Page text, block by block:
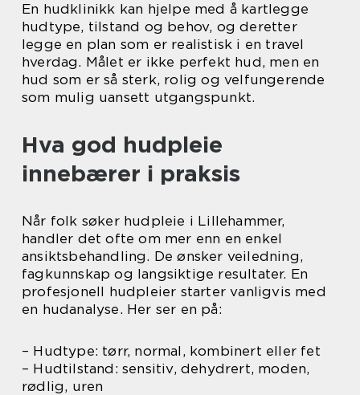
En hudklinikk kan hjelpe med å kartlegge
hudtype, tilstand og behov, og deretter
legge en plan som er realistisk i en travel
hverdag. Målet er ikke perfekt hud, men en
hud som er så sterk, rolig og velfungerende
som mulig uansett utgangspunkt.
Hva god hudpleie
innebærer i praksis
Når folk søker hudpleie i Lillehammer,
handler det ofte om mer enn en enkel
ansiktsbehandling. De ønsker veiledning,
fagkunnskap og langsiktige resultater. En
profesjonell hudpleier starter vanligvis med
en hudanalyse. Her ser en på:
– Hudtype: tørr, normal, kombinert eller fet
– Hudtilstand: sensitiv, dehydrert, moden,
rødlig, uren